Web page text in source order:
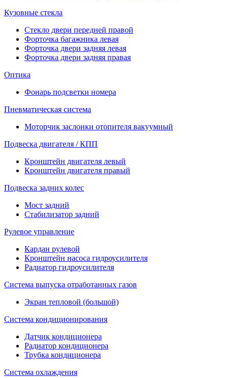
Кузовные стекла
Стекло двери передней правой
Форточка багажника левая
Форточка двери задняя левая
Форточка двери задняя правая
Оптика
Фонарь подсветки номера
Пневматическая система
Моторчик заслонки отопителя вакуумный
Подвеска двигателя / КПП
Кронштейн двигателя левый
Кронштейн двигателя правый
Подвеска задних колес
Мост задний
Стабилизатор задний
Рулевое управление
Кардан рулевой
Кронштейн насоса гидроусилителя
Радиатор гидроусилителя
Система выпуска отработанных газов
Экран тепловой (большой)
Система кондиционирования
Датчик кондиционера
Радиатор кондиционера
Трубка кондиционера
Система охлаждения